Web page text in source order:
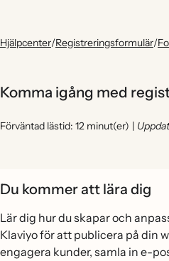
Hjälpcenter/Registreringsformulär/
Komma igång med
Förväntad lästid: 12 minut(er) |
Du kommer att lära dig
Lär dig hur du skapar och
Klaviyo för att publicera på din
engagera kunder, samla in e-